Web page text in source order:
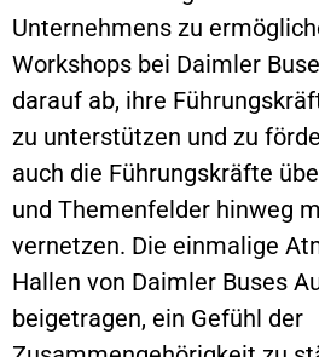
Unternehmens zu
Workshops bei Daimler
darauf ab, ihre
zu unterstützen und zu
auch die Führungskräfte
und Themenfelder hinweg
vernetzen. Die einmalige
Hallen von Daimler Buses
beigetragen, ein Gefühl der